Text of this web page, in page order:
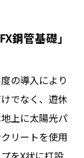
鋼管基礎」
の導入により
でなく、遊休
上に太陽光パ
リートを使用